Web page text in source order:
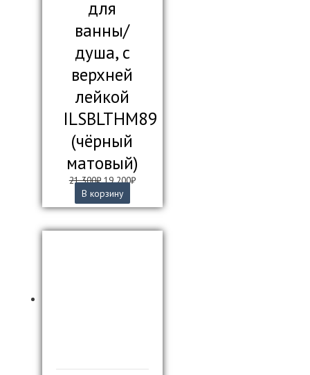
для
ванны/
душа, с
верхней
лейкой
ILSBLTHM89
(чёрный
матовый)
21 300₽ Первоначальная
цена
составляла
300₽.
19 200₽Текущая
19
В корзину